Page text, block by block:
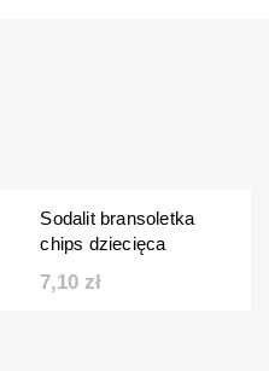
Sodalit bransoletka
chips dziecięca
7,10 zł